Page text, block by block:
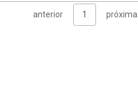
anterior 1 próxima